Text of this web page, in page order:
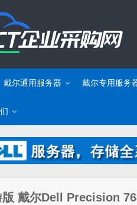
戴尔通用服务器 戴尔专用服务
版 戴尔Dell Precision